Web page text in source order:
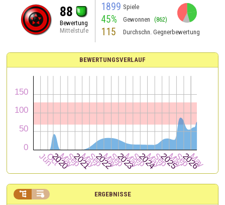
88
Bewertung
Mittelstufe
1899 Spiele
45% Gewonnen (862)
115 Durchschn. Gegnerbewertung
BEWERTUNGSVERLAUF
ERGEBNISSE
 